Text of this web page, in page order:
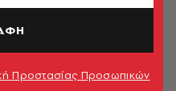
Προστασίας Προσωπικών